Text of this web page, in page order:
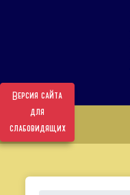
Версия сайта
для
слабовидящих